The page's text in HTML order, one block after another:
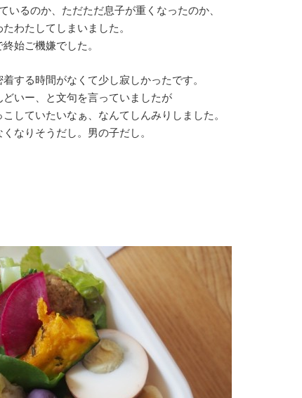
いるのか、ただただ息子が重くなったのか、
わたしてしまいました。
始ご機嫌でした。
する時間がなくて少し寂しかったです。
いー、と文句を言っていましたが
していたいなぁ、なんてしんみりしました。
なりそうだし。男の子だし。